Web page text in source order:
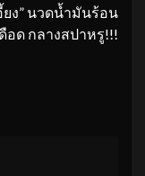
ยง” นวดน้ำมันร้อน
อด กลางสปาหรู!!!